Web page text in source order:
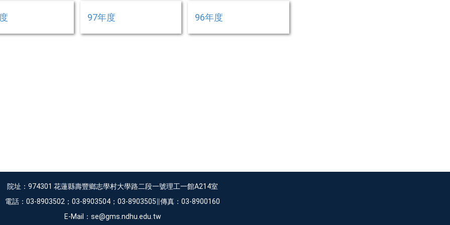
97年度 96年度
院址：974301 花蓮縣壽豐鄉志學村大學路二段一號理工一館A214室
電話：03-8903502；03-8903504；03-8903505∥傳真：03-8900160
E-Mail：se@gms.ndhu.edu.tw